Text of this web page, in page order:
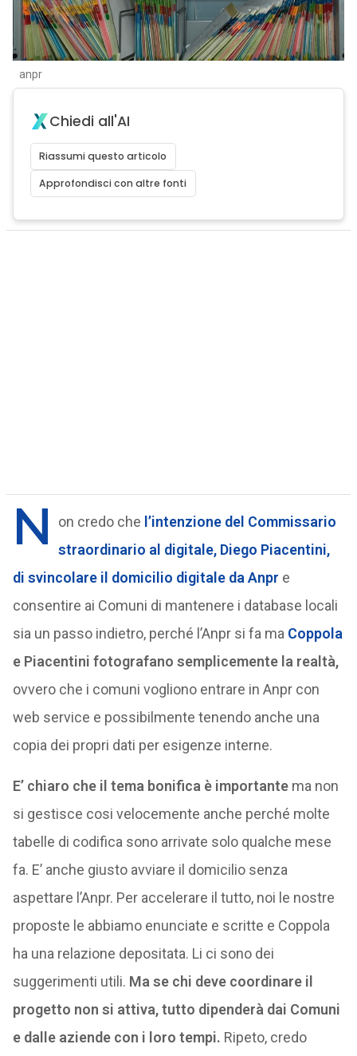
anpr
Chiedi all'AI
Riassumi questo articolo
Approfondisci con altre fonti
N on credo che l’intenzione del Commissario
straordinario al digitale, Diego Piacentini,
di svincolare il domicilio digitale da Anpr e
consentire ai Comuni di mantenere i database locali
sia un passo indietro, perché l’Anpr si fa ma Coppola
e Piacentini fotografano semplicemente la realtà,
ovvero che i comuni vogliono entrare in Anpr con
web service e possibilmente tenendo anche una
copia dei propri dati per esigenze interne.
E’ chiaro che il tema bonifica è importantema non
si gestisce cosi velocemente anche perché molte
tabelle di codifica sono arrivate solo qualche mese
fa. E’ anche giusto avviare il domicilio senza
aspettare l’Anpr. Per accelerare il tutto, noi le nostre
proposte le abbiamo enunciate e scritte e Coppola
ha una relazione depositata. Li ci sono dei
suggerimenti utili. Ma se chi deve coordinare il
progetto non si attiva, tutto dipenderà dai Comuni
e dalle aziende con i loro tempi. Ripeto, credo